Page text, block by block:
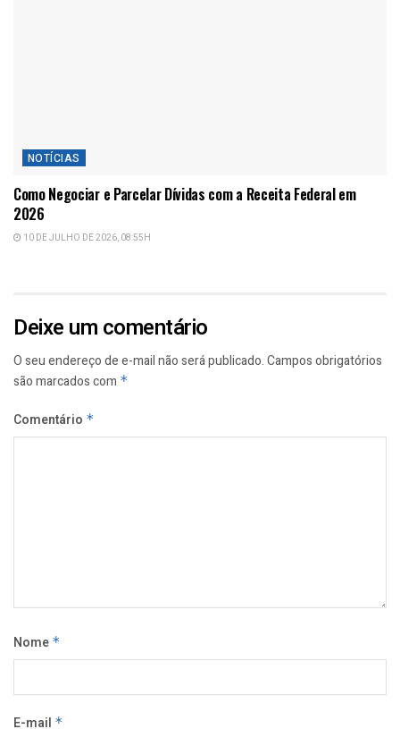
NOTÍCIAS
Como Negociar e Parcelar Dívidas com a Receita Federal em
2026
10 DE JULHO DE 2026, 08:55H
Deixe um comentário
O seu endereço de e-mail não será publicado.Campos obrigatórios
são marcados com *
Comentário *
Nome *
E-mail *